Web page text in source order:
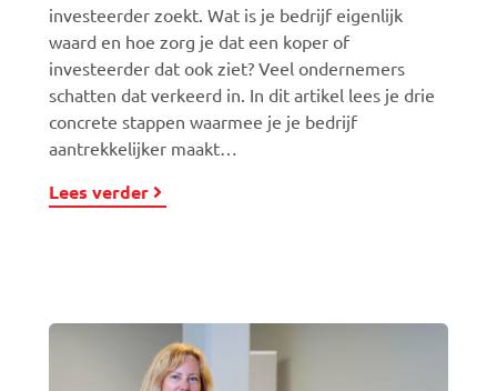
investeerder zoekt. Wat is je bedrijf eigenlijk
waard en hoe zorg je dat een koper of
investeerder dat ook ziet? Veel ondernemers
schatten dat verkeerd in. In dit artikel lees je drie
concrete stappen waarmee je je bedrijf
aantrekkelijker maakt…
Lees verder